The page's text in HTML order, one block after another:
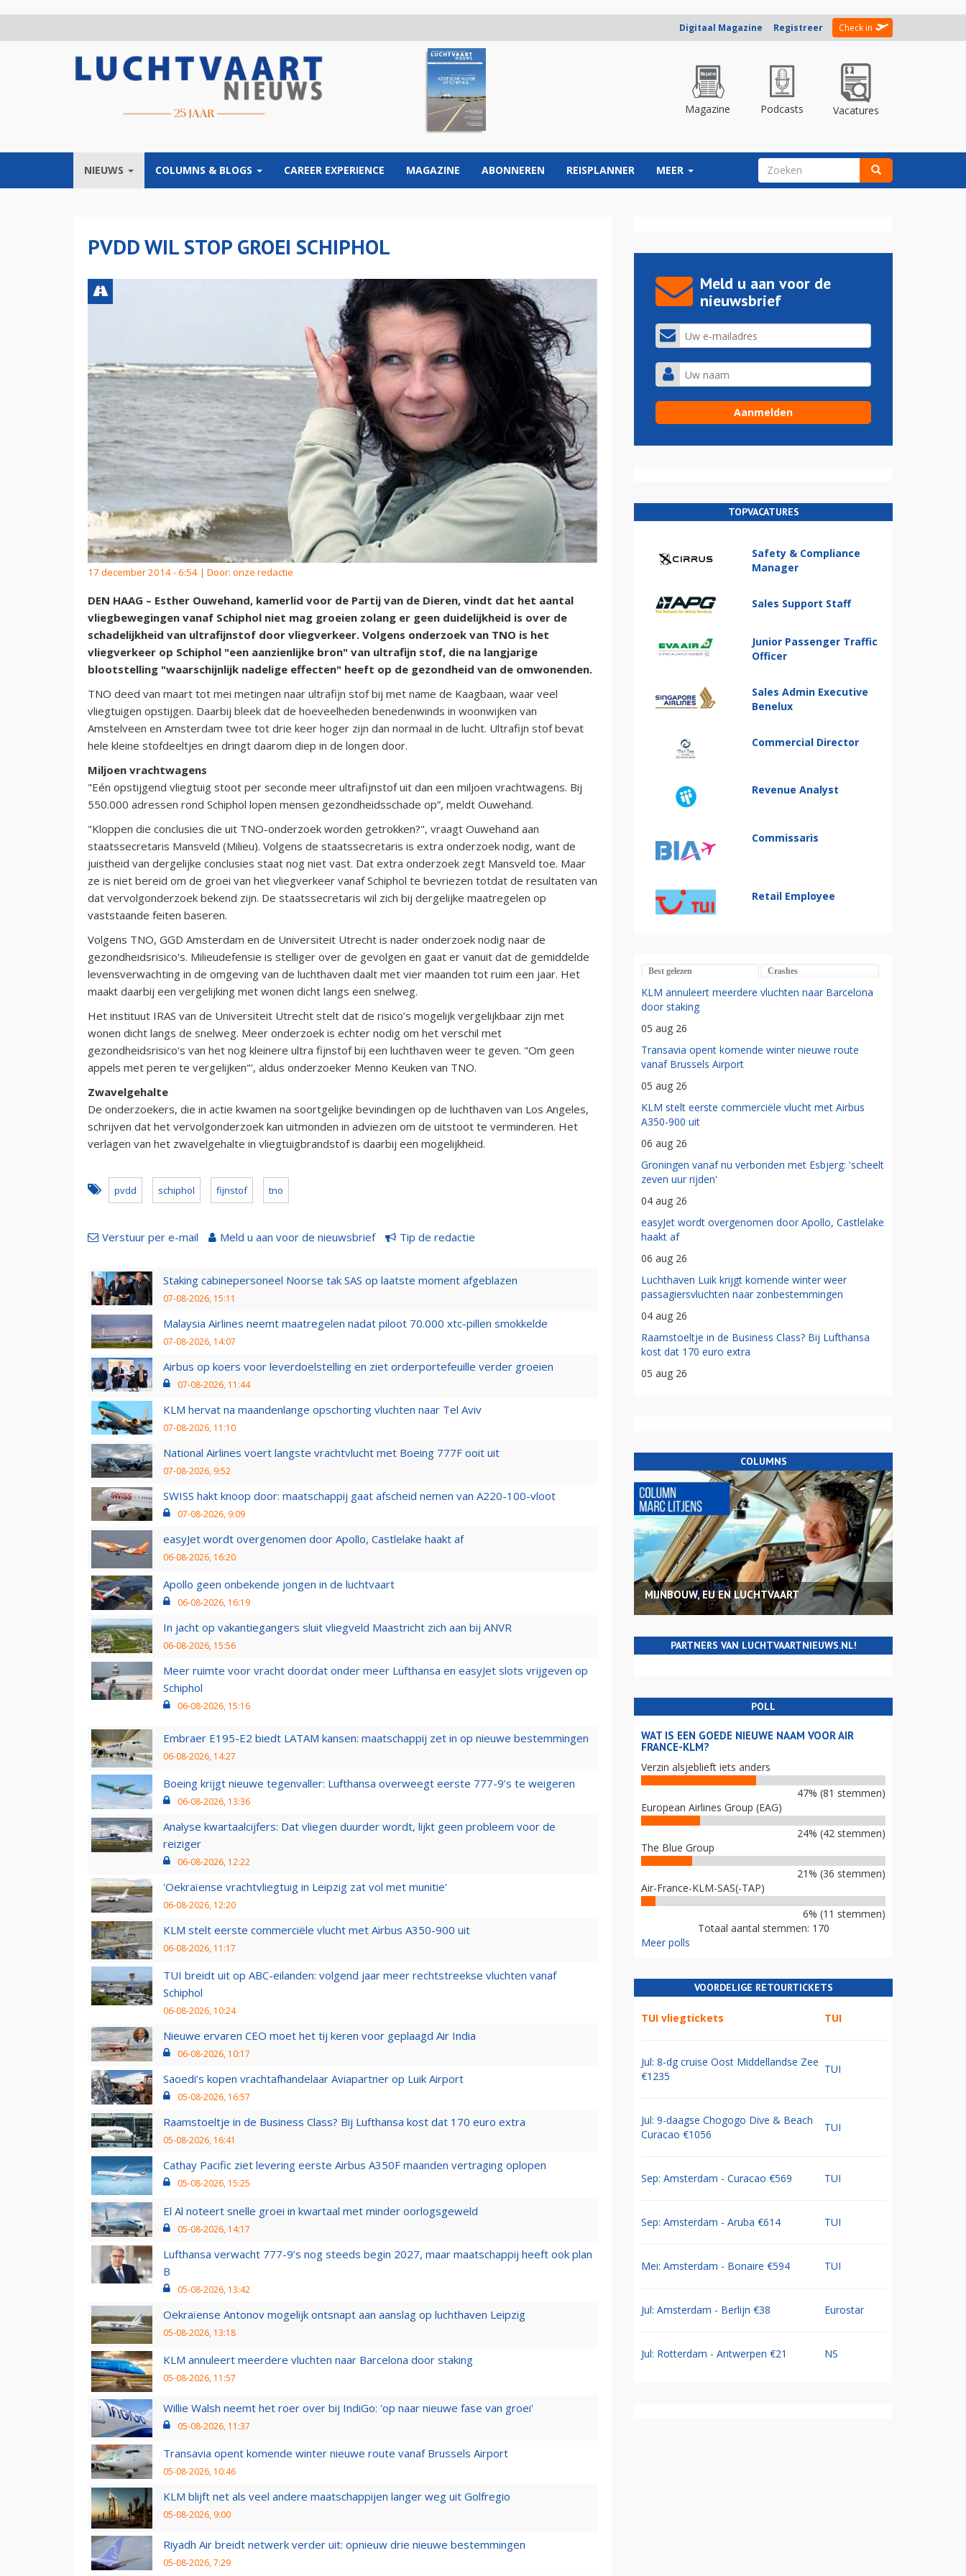
Digitaal Magazine Registreer Check in
Magazine Podcasts Vacatures
NIEUWS COLUMNS & BLOGS CAREER EXPERIENCE MAGAZINE ABONNEREN REISPLANNER MEER ZOEKVELD
PVDD WIL STOP GROEI SCHIPHOL
17 december 2014 - 6:54 | Door: onze redactie
DEN HAAG – Esther Ouwehand, kamerlid voor de Partij van de Dieren, vindt dat het aantal
vliegbewegingen vanaf Schiphol niet mag groeien zolang er geen duidelijkheid is over de
schadelijkheid van ultrafijnstof door vliegverkeer. Volgens onderzoek van TNO is het
vliegverkeer op Schiphol "een aanzienlijke bron" van ultrafijn stof, die na langjarige
blootstelling "waarschijnlijk nadelige effecten" heeft op de gezondheid van de omwonenden.
TNO deed van maart tot mei metingen naar ultrafijn stof bij met name de Kaagbaan, waar veel
vliegtuigen opstijgen. Daarbij bleek dat de hoeveelheden benedenwinds in woonwijken van
Amstelveen en Amsterdam twee tot drie keer hoger zijn dan normaal in de lucht. Ultrafijn stof bevat
hele kleine stofdeeltjes en dringt daarom diep in de longen door.
Miljoen vrachtwagens
"Eén opstijgend vliegtuig stoot per seconde meer ultrafijnstof uit dan een miljoen vrachtwagens. Bij
550.000 adressen rond Schiphol lopen mensen gezondheidsschade op”, meldt Ouwehand.
"Kloppen die conclusies die uit TNO-onderzoek worden getrokken?", vraagt Ouwehand aan
staatssecretaris Mansveld (Milieu). Volgens de staatssecretaris is extra onderzoek nodig, want de
juistheid van dergelijke conclusies staat nog niet vast. Dat extra onderzoek zegt Mansveld toe. Maar
ze is niet bereid om de groei van het vliegverkeer vanaf Schiphol te bevriezen totdat de resultaten van
dat vervolgonderzoek bekend zijn. De staatssecretaris wil zich bij dergelijke maatregelen op
vaststaande feiten baseren.
Volgens TNO, GGD Amsterdam en de Universiteit Utrecht is nader onderzoek nodig naar de
gezondheidsrisico's. Milieudefensie is stelliger over de gevolgen en gaat er vanuit dat de gemiddelde
levensverwachting in de omgeving van de luchthaven daalt met vier maanden tot ruim een jaar. Het
maakt daarbij een vergelijking met wonen dicht langs een snelweg.
Het instituut IRAS van de Universiteit Utrecht stelt dat de risico’s mogelijk vergelijkbaar zijn met
wonen dicht langs de snelweg. Meer onderzoek is echter nodig om het verschil met
gezondheidsrisico's van het nog kleinere ultra fijnstof bij een luchthaven weer te geven. "Om geen
appels met peren te vergelijken"', aldus onderzoeker Menno Keuken van TNO.
Zwavelgehalte
De onderzoekers, die in actie kwamen na soortgelijke bevindingen op de luchthaven van Los Angeles,
schrijven dat het vervolgonderzoek kan uitmonden in adviezen om de uitstoot te verminderen. Het
verlagen van het zwavelgehalte in vliegtuigbrandstof is daarbij een mogelijkheid.
pvdd schiphol fijnstof tno
Verstuur per e-mail Meld u aan voor de nieuwsbrief Tip de redactie
Staking cabinepersoneel Noorse tak SAS op laatste moment afgeblazen
07-08-2026, 15:11
Malaysia Airlines neemt maatregelen nadat piloot 70.000 xtc-pillen smokkelde
07-08-2026, 14:07
Airbus op koers voor leverdoelstelling en ziet orderportefeuille verder groeien
07-08-2026, 11:44
KLM hervat na maandenlange opschorting vluchten naar Tel Aviv
07-08-2026, 11:10
National Airlines voert langste vrachtvlucht met Boeing 777F ooit uit
07-08-2026, 9:52
SWISS hakt knoop door: maatschappij gaat afscheid nemen van A220-100-vloot
07-08-2026, 9:09
easyJet wordt overgenomen door Apollo, Castlelake haakt af
06-08-2026, 16:20
Apollo geen onbekende jongen in de luchtvaart
06-08-2026, 16:19
In jacht op vakantiegangers sluit vliegveld Maastricht zich aan bij ANVR
06-08-2026, 15:56
Meer ruimte voor vracht doordat onder meer Lufthansa en easyJet slots vrijgeven op
Schiphol
06-08-2026, 15:16
Embraer E195-E2 biedt LATAM kansen: maatschappij zet in op nieuwe bestemmingen
06-08-2026, 14:27
Boeing krijgt nieuwe tegenvaller: Lufthansa overweegt eerste 777-9’s te weigeren
06-08-2026, 13:36
Analyse kwartaalcijfers: Dat vliegen duurder wordt, lijkt geen probleem voor de
reiziger
06-08-2026, 12:22
'Oekraïense vrachtvliegtuig in Leipzig zat vol met munitie'
06-08-2026, 12:20
KLM stelt eerste commerciële vlucht met Airbus A350-900 uit
06-08-2026, 11:17
TUI breidt uit op ABC-eilanden: volgend jaar meer rechtstreekse vluchten vanaf
Schiphol
06-08-2026, 10:24
Nieuwe ervaren CEO moet het tij keren voor geplaagd Air India
06-08-2026, 10:17
Saoedi’s kopen vrachtafhandelaar Aviapartner op Luik Airport
05-08-2026, 16:57
Raamstoeltje in de Business Class? Bij Lufthansa kost dat 170 euro extra
05-08-2026, 16:41
Cathay Pacific ziet levering eerste Airbus A350F maanden vertraging oplopen
05-08-2026, 15:25
El Al noteert snelle groei in kwartaal met minder oorlogsgeweld
05-08-2026, 14:17
Lufthansa verwacht 777-9’s nog steeds begin 2027, maar maatschappij heeft ook plan
B
05-08-2026, 13:42
Oekraïense Antonov mogelijk ontsnapt aan aanslag op luchthaven Leipzig
05-08-2026, 13:18
KLM annuleert meerdere vluchten naar Barcelona door staking
05-08-2026, 11:57
Willie Walsh neemt het roer over bij IndiGo: 'op naar nieuwe fase van groei'
05-08-2026, 11:37
Transavia opent komende winter nieuwe route vanaf Brussels Airport
05-08-2026, 10:46
KLM blijft net als veel andere maatschappijen langer weg uit Golfregio
05-08-2026, 9:00
Riyadh Air breidt netwerk verder uit: opnieuw drie nieuwe bestemmingen
05-08-2026, 7:29
Meld u aan voor de
nieuwsbrief
TOPVACATURES
Safety & Compliance
Manager
Sales Support Staff
Junior Passenger Traffic
Officer
Sales Admin Executive
Benelux
Commercial Director
Revenue Analyst
Commissaris
Retail Employee
Best gelezen Crashes
KLM annuleert meerdere vluchten naar Barcelona
door staking
05 aug 26
Transavia opent komende winter nieuwe route
vanaf Brussels Airport
05 aug 26
KLM stelt eerste commerciële vlucht met Airbus
A350-900 uit
06 aug 26
Groningen vanaf nu verbonden met Esbjerg: 'scheelt
zeven uur rijden'
04 aug 26
easyJet wordt overgenomen door Apollo, Castlelake
haakt af
06 aug 26
Luchthaven Luik krijgt komende winter weer
passagiersvluchten naar zonbestemmingen
04 aug 26
Raamstoeltje in de Business Class? Bij Lufthansa
kost dat 170 euro extra
05 aug 26
COLUMNS
MIJNBOUW, EU EN LUCHTVAART
PARTNERS VAN LUCHTVAARTNIEUWS.NL!
POLL
WAT IS EEN GOEDE NIEUWE NAAM VOOR AIR
FRANCE-KLM?
Verzin alsjeblieft iets anders
47% (81 stemmen)
European Airlines Group (EAG)
24% (42 stemmen)
The Blue Group
21% (36 stemmen)
Air-France-KLM-SAS(-TAP)
6% (11 stemmen)
Totaal aantal stemmen: 170
Meer polls
VOORDELIGE RETOURTICKETS
TUI vliegtickets TUI
Jul: 8-dg cruise Oost Middellandse Zee
€1235
TUI
Jul: 9-daagse Chogogo Dive & Beach
Curacao €1056
TUI
Sep: Amsterdam - Curacao €569 TUI
Sep: Amsterdam - Aruba €614 TUI
Mei: Amsterdam - Bonaire €594 TUI
Jul: Amsterdam - Berlijn €38 Eurostar
Jul: Rotterdam - Antwerpen €21 NS